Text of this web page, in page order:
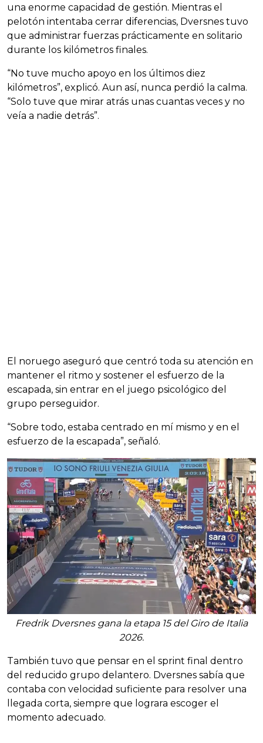
una enorme capacidad de gestión. Mientras el
pelotón intentaba cerrar diferencias, Dversnes tuvo
que administrar fuerzas prácticamente en solitario
durante los kilómetros finales.
“No tuve mucho apoyo en los últimos diez
kilómetros”, explicó. Aun así, nunca perdió la calma.
“Solo tuve que mirar atrás unas cuantas veces y no
veía a nadie detrás”.
El noruego aseguró que centró toda su atención en
mantener el ritmo y sostener el esfuerzo de la
escapada, sin entrar en el juego psicológico del
grupo perseguidor.
“Sobre todo, estaba centrado en mí mismo y en el
esfuerzo de la escapada”, señaló.
Fredrik Dversnes gana la etapa 15 del Giro de Italia
2026.
También tuvo que pensar en el sprint final dentro
del reducido grupo delantero. Dversnes sabía que
contaba con velocidad suficiente para resolver una
llegada corta, siempre que lograra escoger el
momento adecuado.